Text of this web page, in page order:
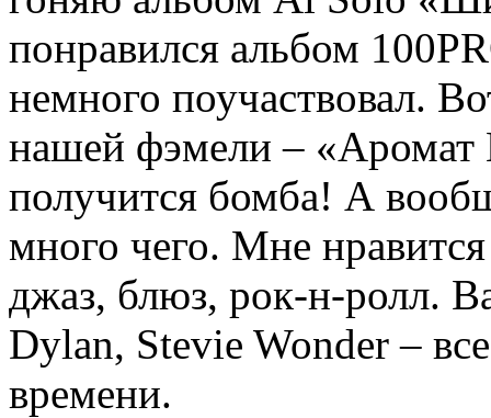
понравился альбом
немного поучаствовал.
нашей фэмели – «Аромат
получится бомба! А
много чего. Мне
джаз, блюз, рок-н-ролл.
Dylan, Stevie Wonder –
времени.